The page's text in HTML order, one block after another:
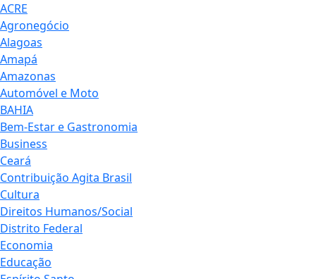
ACRE
Agronegócio
Alagoas
Amapá
Amazonas
Automóvel e Moto
BAHIA
Bem-Estar e Gastronomia
Business
Ceará
Contribuição Agita Brasil
Cultura
Direitos Humanos/Social
Distrito Federal
Economia
Educação